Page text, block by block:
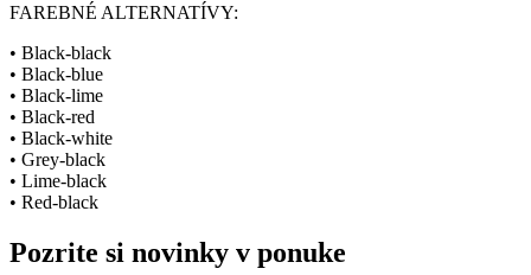
FAREBNÉ ALTERNATÍVY:
• Black-black
• Black-blue
• Black-lime
• Black-red
• Black-white
• Grey-black
• Lime-black
• Red-black
Pozrite si novinky v ponuke